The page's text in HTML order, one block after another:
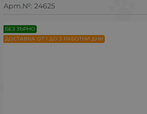
Арт.№: 24625
БЕЗ ЗЪРНО
ДОСТАВКА ОТ 1 ДО 3 РАБОТНИ ДНИ